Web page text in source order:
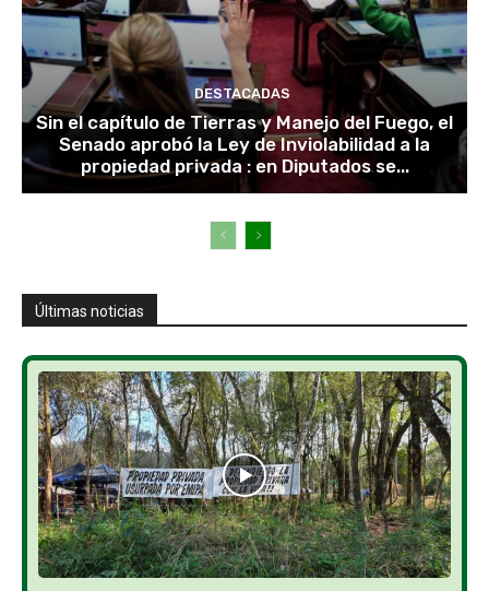
DESTACADAS
Sin el capítulo de Tierras y Manejo del Fuego, el
Senado aprobó la Ley de Inviolabilidad a la
propiedad privada : en Diputados se...
Últimas noticias